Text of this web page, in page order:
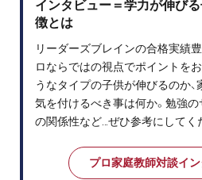
インタビュー＝学力が伸び
徴とは
リーダーズブレインの合格実績
ロならではの視点でポイントを
うなタイプの子供が伸びるのか
気を付けるべき事は何か。勉強
の関係性など…ぜひ参考にしてく
プロ家庭教師対談イ